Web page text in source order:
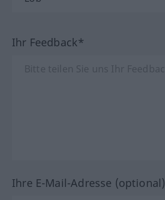
Ihr Feedback*
Ihre E-Mail-Adresse (optional)